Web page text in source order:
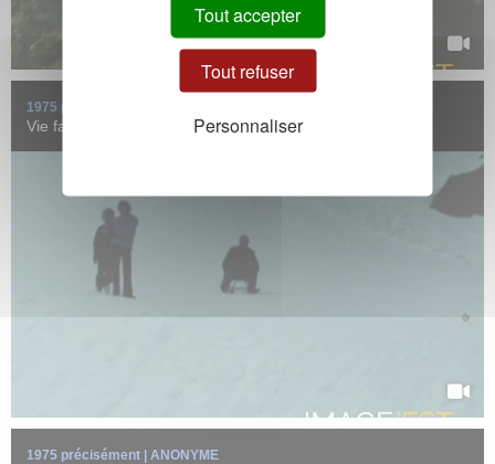
1975 précisément | ANONYME
Vie familiale en montagne
1975 précisément | ANONYME
Une famille s'amuse et se promène dehors.
Plan embarqué.
Un bébé joue ...
EN SAVOIR +
Tout accepter
Tout refuser
Personnaliser